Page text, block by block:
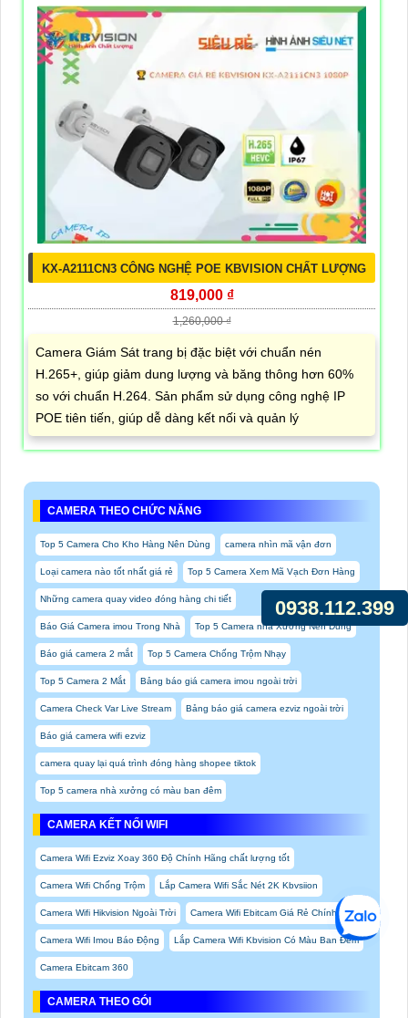
KX-A2111CN3 CÔNG NGHỆ POE KBVISION CHẤT LƯỢNG
819,000 ₫
1,260,000 ₫
Camera Giám Sát trang bị đặc biệt với chuẩn nén
H.265+, giúp giảm dung lượng và băng thông hơn 60%
so với chuẩn H.264. Sản phẩm sử dụng công nghệ IP
POE tiên tiến, giúp dễ dàng kết nối và quản lý
CAMERA THEO CHỨC NĂNG
Top 5 Camera Cho Kho Hàng Nên Dùng camera nhìn mã vận đơn
Loại camera nào tốt nhất giá rẻ Top 5 Camera Xem Mã Vạch Đơn Hàng
Những camera quay video đóng hàng chi tiết
Báo Giá Camera imou Trong Nhà Top 5 Camera nhà Xưởng Nên Dùng
Báo giá camera 2 mắt Top 5 Camera Chống Trộm Nhạy
Top 5 Camera 2 Mắt Bảng báo giá camera imou ngoài trời
Camera Check Var Live Stream Bảng báo giá camera ezviz ngoài trời
Báo giá camera wifi ezviz
camera quay lại quá trình đóng hàng shopee tiktok
Top 5 camera nhà xưởng có màu ban đêm
CAMERA KẾT NỐI WIFI
Camera Wifi Ezviz Xoay 360 Độ Chính Hãng chất lượng tốt
Camera Wifi Chống Trộm Lắp Camera Wifi Sắc Nét 2K Kbvsiion
Camera Wifi Hikvision Ngoài Trời Camera Wifi Ebitcam Giá Rẻ Chính Hãng
Camera Wifi Imou Báo Động Lắp Camera Wifi Kbvision Có Màu Ban Đêm
Camera Ebitcam 360
CAMERA THEO GÓI
0938.112.399